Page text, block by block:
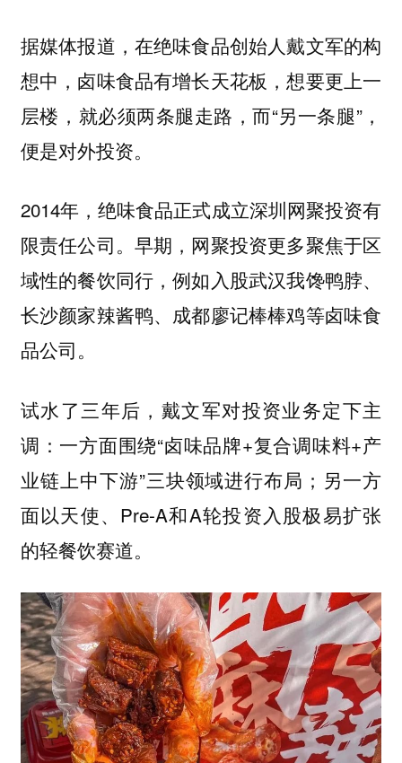
据媒体报道，在绝味食品创始人戴文军的构
想中，卤味食品有增长天花板，想要更上一
层楼，就必须两条腿走路，而“另一条腿”，
便是对外投资。
2014年，绝味食品正式成立深圳网聚投资有
限责任公司。早期，网聚投资更多聚焦于区
域性的餐饮同行，例如入股武汉我馋鸭脖、
长沙颜家辣酱鸭、成都廖记棒棒鸡等卤味食
品公司。
试水了三年后，戴文军对投资业务定下主
调：一方面围绕“卤味品牌+复合调味料+产
业链上中下游”三块领域进行布局；另一方
面以天使、Pre-A和A轮投资入股极易扩张
的轻餐饮赛道。